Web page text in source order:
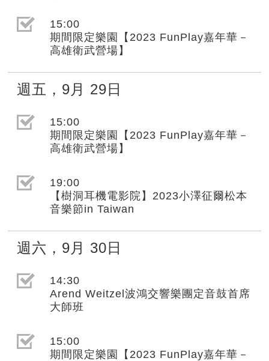
選取節目(未勾選)
15:00
期間限定樂園【2023 FunPlay嘉年華－
高雄衛武營場】
週五 ， 9月 29日
選取節目(未勾選)
15:00
期間限定樂園【2023 FunPlay嘉年華－
高雄衛武營場】
選取節目(未勾選)
19:00
【樹洞耳機電影院】2023小澤征爾松本
音樂節in Taiwan
週六 ， 9月 30日
選取節目(未勾選)
14:30
Arend Weitzel波鴻交響樂團定音鼓首席
大師班
選取節目(未勾選)
15:00
期間限定樂園【2023 FunPlay嘉年華－